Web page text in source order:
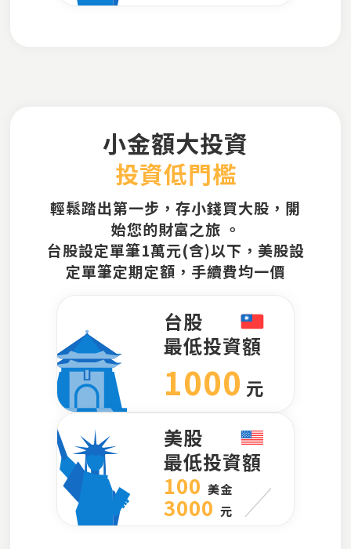
小金額大投資
投資低門檻
輕鬆踏出第一步，存小錢買大股，開
始您的財富之旅 。
台股設定單筆1萬元(含)以下，美股設
定單筆定期定額，手續費均一價
台股
最低投資額
1000 元
美股
最低投資額
100 美金
3000 元